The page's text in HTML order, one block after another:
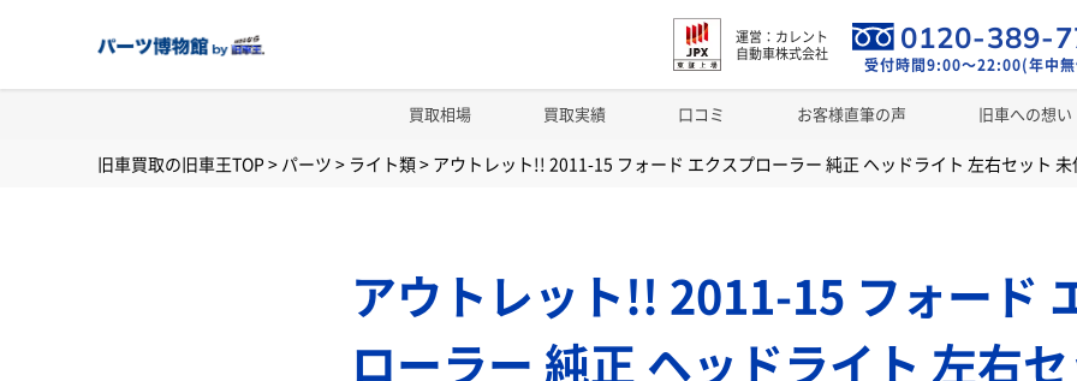
運営：カレント
自動車株式会社
0120-389-
受付時間9:00～22:00(年中
買取相場 買取実績 口コミ お客様直筆の声 旧車への想い
旧車買取の旧車王TOP > パーツ > ライト類> アウトレット!! 2011-15 フォード エクスプローラー 純正 ヘッドライト 左右セット 未
アウトレット!! 2011-15 フォード
ローラー 純正 ヘッドライト 左右